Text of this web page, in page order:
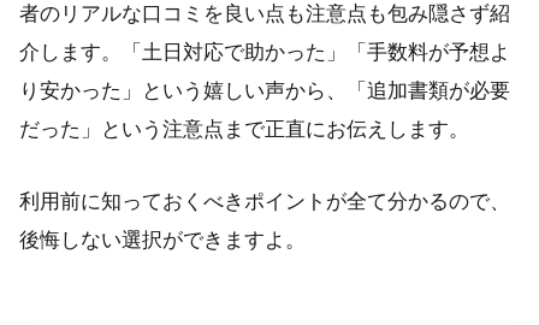
者のリアルな口コミを良い点も注意点も包み隠さず紹
介します。「土日対応で助かった」「手数料が予想よ
り安かった」という嬉しい声から、「追加書類が必要
だった」という注意点まで正直にお伝えします。
利用前に知っておくべきポイントが全て分かるので、
後悔しない選択ができますよ。